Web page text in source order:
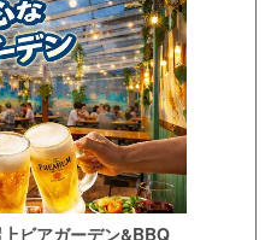
ビアガーデン&BBQ